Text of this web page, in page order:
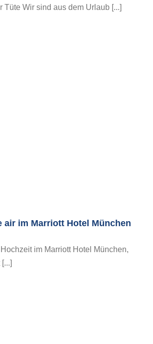
Tüte Wir sind aus dem Urlaub [...]
air im Marriott Hotel München
im Marriott Hotel München,